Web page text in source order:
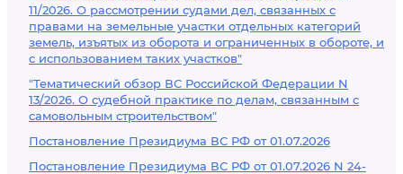
11/2026. О рассмотрении судами дел, связанных с
правами на земельные участки отдельных категорий
земель, изъятых из оборота и ограниченных в обороте, и
с использованием таких участков"
"Тематический обзор ВС Российской Федерации N
13/2026. О судебной практике по делам, связанным с
самовольным строительством"
Постановление Президиума ВС РФ от 01.07.2026
Постановление Президиума ВС РФ от 01.07.2026 N 24-